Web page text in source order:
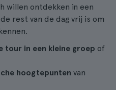
willen ontdekken in een
rest van de dag vrij is om
tour in een kleine groep of
hoogtepunten van